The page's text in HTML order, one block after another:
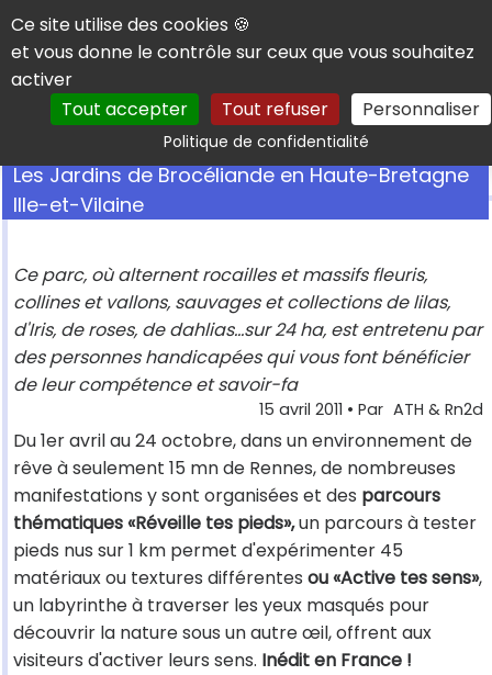
Panneau de gestion des cookies
Ce site utilise des cookies 🍪
et vous donne le contrôle sur ceux que vous souhaitez
activer
Tout accepter
Tout refuser Personnaliser
Politique de confidentialitéRechercher
Les Jardins de Brocéliande en Haute-Bretagne
Ille-et-Vilaine
Ce parc, où alternent rocailles et massifs fleuris,
collines et vallons, sauvages et collections de lilas,
d'Iris, de roses, de dahlias...sur 24 ha, est entretenu par
des personnes handicapées qui vous font bénéficier
de leur compétence et savoir-fa
15 avril 2011 • Par ATH & Rn2d
Du 1er avril au 24 octobre, dans un environnement de
rêve à seulement 15 mn de Rennes, de nombreuses
manifestations y sont organisées et des parcours
thématiques «Réveille tes pieds»,un parcours à tester
pieds nus sur 1 km permet d'expérimenter 45
matériaux ou textures différentes ou «Active tes sens»,
un labyrinthe à traverser les yeux masqués pour
découvrir la nature sous un autre œil, offrent aux
visiteurs d'activer leurs sens. Inédit en France !